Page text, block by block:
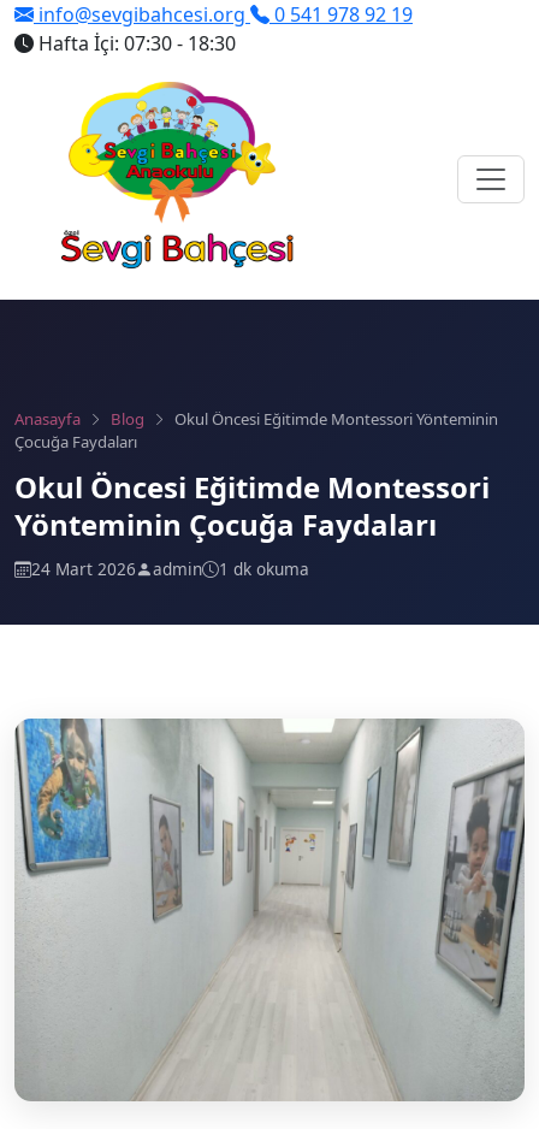
info@sevgibahcesi.org
0 541 978 92 19
Hafta İçi: 07:30 - 18:30
Anasayfa Blog
Okul Öncesi Eğitimde Montessori Yönteminin
Çocuğa Faydaları
Okul Öncesi Eğitimde Montessori
Yönteminin Çocuğa Faydaları
24 Mart 2026 admin 1 dk okuma